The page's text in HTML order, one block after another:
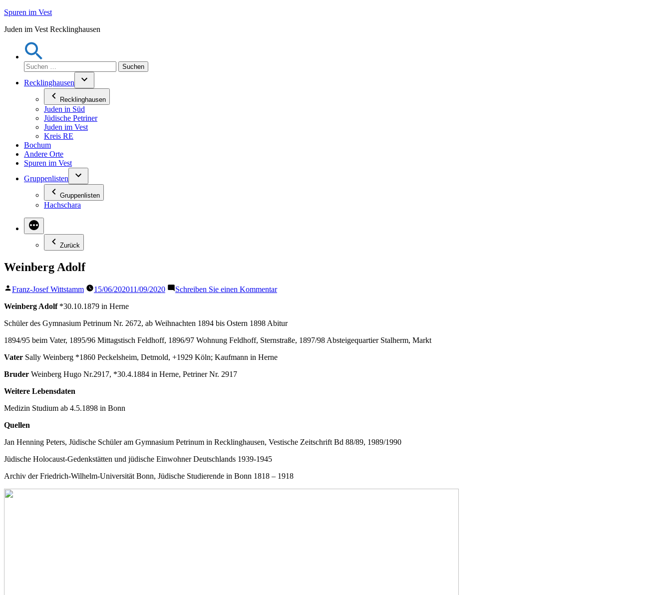
Zum
springen
Spuren im Vest
Juden im Vest Recklinghausen
Suchen
nach:
Recklinghausen
Recklinghausen
Juden in Süd
Jüdische Petriner
Juden im Vest
Kreis RE
Bochum
Andere Orte
Spuren im Vest
Gruppenlisten
Gruppenlisten
Hachschara
Zurück
Weinberg Adolf
Veröffentlicht
Franz-Josef Wittstamm 15/06/202011/09/2020 Schreiben Sie einen Kommentarzu
Weinberg Adolf*30.10.1879 in Herne
Schüler des Gymnasium Petrinum Nr. 2672, ab Weihnachten 1894 bis Ostern 1898 Abitur
1894/95 beim Vater, 1895/96 Mittagstisch Feldhoff, 1896/97 Wohnung Feldhoff, Sternstraße, 1897/98 Absteigequartier Stalherm, Markt
Vater Sally Weinberg *1860 Peckelsheim, Detmold, +1929 Köln; Kaufmann in Herne
Bruder Weinberg Hugo Nr.2917, *30.4.1884 in Herne, Petriner Nr. 2917
Weitere Lebensdaten
Medizin Studium ab 4.5.1898 in Bonn
Quellen
Jan Henning Peters, Jüdische Schüler am Gymnasium Petrinum in Recklinghausen, Vestische Zeitschrift Bd 88/89, 1989/1990
Jüdische Holocaust-Gedenkstätten und jüdische Einwohner Deutschlands 1939-1945
Archiv der Friedrich-Wilhelm-Universität Bonn, Jüdische Studierende in Bonn 1818 – 1918